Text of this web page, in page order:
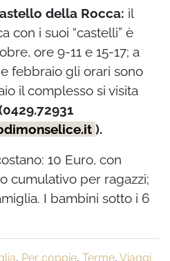
della Rocca: il
con i suoi “castelli” è
ore 9-11 e 15-17; a
febbraio gli orari sono
il complesso si visita
).
10 Euro, con
cumulativo per ragazzi;
I bambini sotto i 6
, Per coppie, Terme, Viaggi